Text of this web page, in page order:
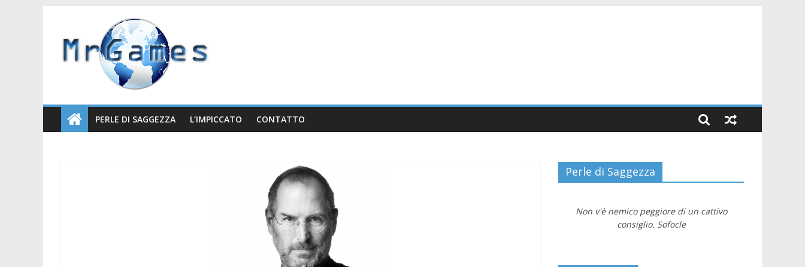
contenuto
MrGames
Giochi
passatempi
PERLE DI SAGGEZZA L’IMPICCATO CONTATTO
Perle di Saggezza
Non v'è nemico peggiore di un cattivo
consiglio. Sofocle